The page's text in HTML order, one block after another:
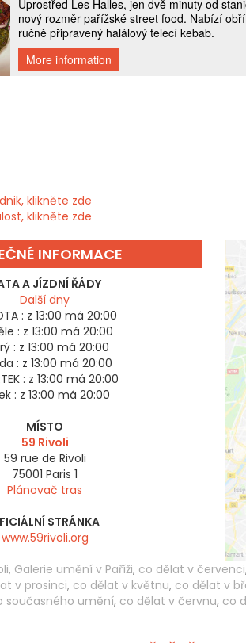
klikněte zde
klikněte zde
INFORMACE
A JÍZDNÍ ŘÁDY
Další dny
: z 13:00 má 20:00
: z 13:00 má 20:00
: z 13:00 má 20:00
: z 13:00 má 20:00
: z 13:00 má 20:00
: z 13:00 má 20:00
MÍSTO
59 Rivoli
59 rue de Rivoli
75001 Paris 1
Plánovač tras
STRÁNKA
www.59rivoli.org
, Galerie umění v Paříži, co dělat v červenci,
v prosinci, co dělat v květnu, co dělat v
současného umění, co dělat v červnu, co